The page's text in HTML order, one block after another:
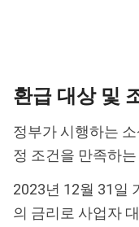
환급 대상 및
정부가 시행하는
정 조건을 만족하
2023년 12월 31일
의 금리로 사업자